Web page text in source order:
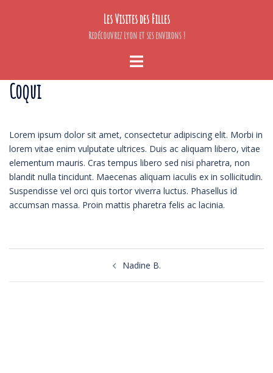
Les Visites des Filles
Redécouvrez Lyon et ses environs !
Ouvrir/fermer
le
Coqui
Lorem ipsum dolor sit amet, consectetur adipiscing elit. Morbi in
lorem vitae enim vulputate ultrices. Duis ac aliquam libero, vitae
elementum mauris. Cras tempus libero sed nisi pharetra, non
blandit nulla tincidunt. Maecenas aliquam iaculis ex in sollicitudin.
Suspendisse vel orci quis tortor viverra luctus. Phasellus id
accumsan massa. Proin mattis pharetra felis ac lacinia.
Nadine B.